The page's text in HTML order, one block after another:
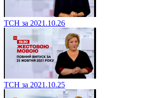
ТСН за 2021.10.26
ТСН за 2021.10.25